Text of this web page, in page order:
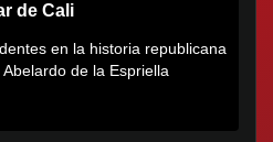
de Cali
en la historia republicana
de la Espriella